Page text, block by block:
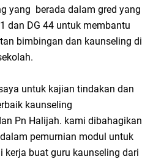
yang berada dalam gred yang
dan DG 44 untuk membantu
bimbingan dan kaunseling di
untuk kajian tindakan dan
kaunseling
Pn Halijah. kami dibahagikan
pemurnian modul untuk
kerja buat guru kaunseling dari